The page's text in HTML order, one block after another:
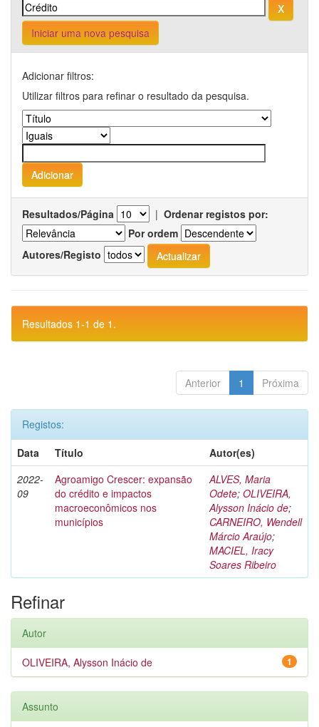
Iniciar uma nova pesquisa
Adicionar filtros:
Utilizar filtros para refinar o resultado da pesquisa.
Resultados/Página | Ordenar registos por:
Por ordem
Autores/Registo
Resultados 1-1 de 1.
Anterior 1 Próxima
Registos:
Data
Título
Autor(es)
2022-
09
Agroamigo Crescer: expansão
do crédito e impactos
macroeconômicos nos
municípios
ALVES, Maria
Odete; OLIVEIRA,
Alysson Inácio de;
CARNEIRO, Wendell
Márcio Araújo;
MACIEL, Iracy
Soares Ribeiro
Refinar
Autor
1
OLIVEIRA, Alysson Inácio de
Assunto